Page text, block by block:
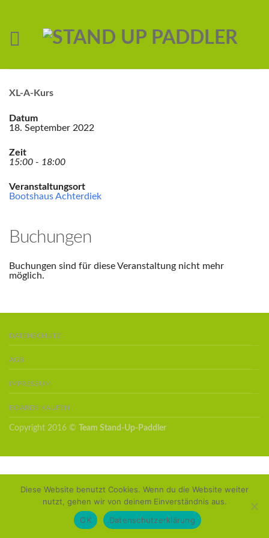
XL-A-Kurs
Datum
18. September 2022
Zeit
15:00 - 18:00
Veranstaltungsort
Bootshaus Achterdiek
Buchungen
Buchungen sind für diese Veranstaltung nicht mehr
möglich.
DATENSCHUTZ
AGB
IMPRESSUM
BOARDS KAUFEN
Copyright 2016 © Team Stand-Up-Paddler
Diese Website benutzt Cookies. Wenn du die Website weiter
nutzt, gehen wir von deinem Einverständnis aus.
OK
Datenschutzerklärung